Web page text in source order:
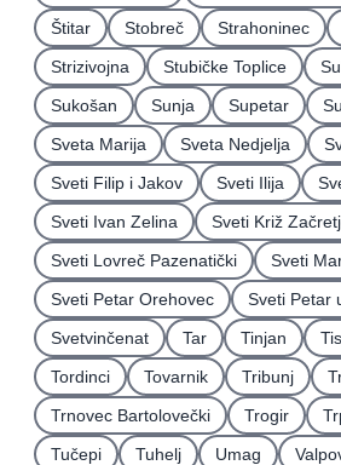
Štitar
Stobreč Strahoninec
Strizivojna
Stubičke Toplice
Sukošan
Sunja Supetar
Sveta Marija
Sveta Nedjelja
Sveti Filip i Jakov
Sveti Ilija
Sveti Ivan Zelina
Sveti Križ
Sveti Lovreč Pazenatički
Sveti
Sveti Petar Orehovec
Sveti Petar
Svetvinčenat
Tar Tinjan
Tordinci
Tovarnik Tribunj
Trnovec Bartolovečki
Trogir
Tučepi
Tuhelj Umag